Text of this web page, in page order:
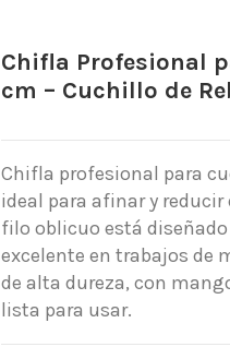
Chifla Profesional
cm – Cuchillo de
Chifla profesional para
ideal para afinar y
filo oblicuo está
excelente en trabajos de
de alta dureza, con
lista para usar.